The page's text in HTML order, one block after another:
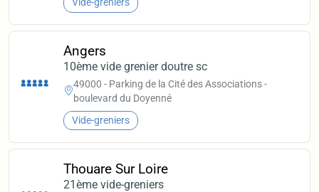
Vide-greniers
Angers
10ème vide grenier doutre sc
49000 - Parking de la Cité des Associations -
boulevard du Doyenné
Vide-greniers
Thouare Sur Loire
21ème vide-greniers